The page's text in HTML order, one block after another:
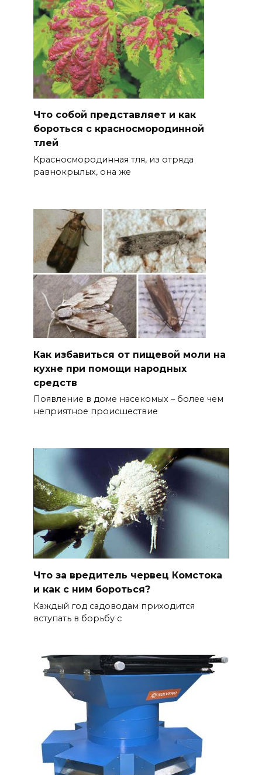
Что собой представляет и как
бороться с красносмородинной
тлей
Красносмородинная тля, из отряда
равнокрылых, она же
Как избавиться от пищевой моли на
кухне при помощи народных
средств
Появление в доме насекомых – более чем
неприятное происшествие
Что за вредитель червец Комстока
и как с ним бороться?
Каждый год садоводам приходится
вступать в борьбу с